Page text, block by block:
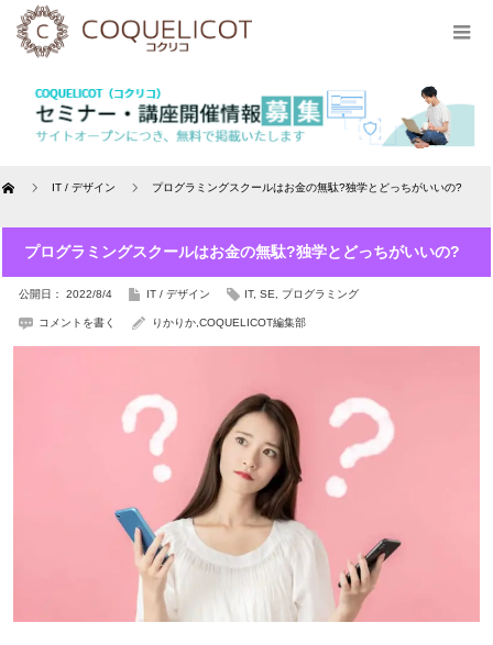
Home IT / デザイン プログラミングスクールはお金の無駄?独学とどっちがいいの?
プログラミングスクールはお金の無駄?独学とどっちがいいの?
公開日： 2022/8/4 IT / デザイン IT, SE プログラミング
コメントを書く りかりか COQUELICOT編集部